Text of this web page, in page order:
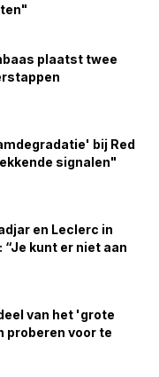
plaatst twee
bij Red
signalen"
en Leclerc in
kunt er niet aan
van het 'grote
proberen voor te